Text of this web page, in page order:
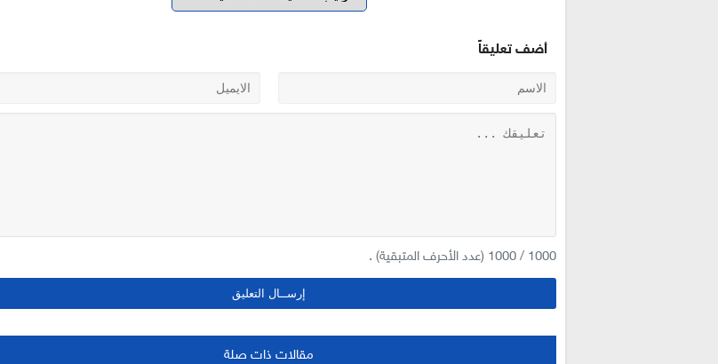
أضف تعليقاً
1000
/
1000 (عدد الأحرف المتبقية) .
مقالات ذات صلة